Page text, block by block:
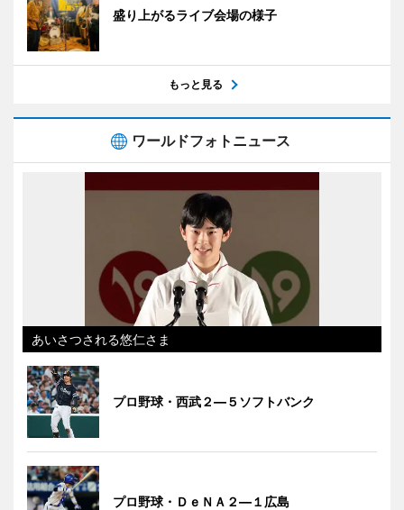
盛り上がるライブ会場の様子
もっと見る
ワールドフォトニュース
あいさつされる悠仁さま
プロ野球・西武２―５ソフトバンク
プロ野球・ＤｅＮＡ２―１広島